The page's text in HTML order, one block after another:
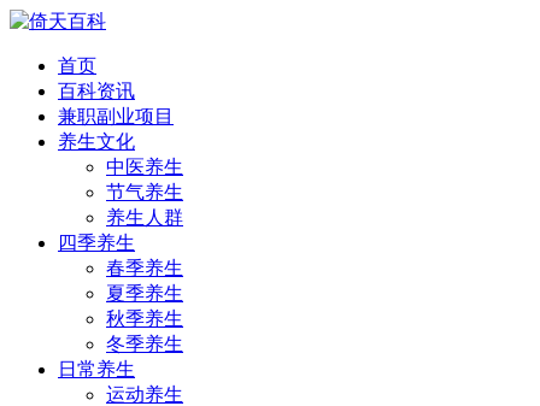
首页
百科资讯
兼职副业项目
养生文化
中医养生
节气养生
养生人群
四季养生
春季养生
夏季养生
秋季养生
冬季养生
日常养生
运动养生